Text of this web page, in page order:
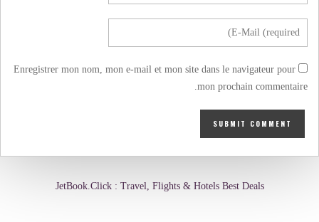
Enregistrer mon nom, mon e-mail et mon site dans le navigateur pour
mon prochain commentaire.
JetBook.Click : Travel, Flights & Hotels Best Deals